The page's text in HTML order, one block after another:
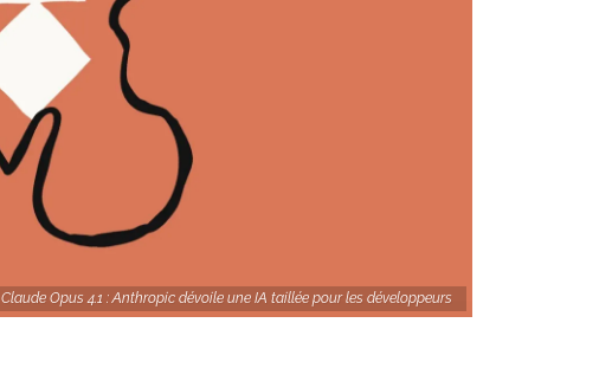
Claude Opus 4.1 : Anthropic dévoile une IA taillée pour les développeurs